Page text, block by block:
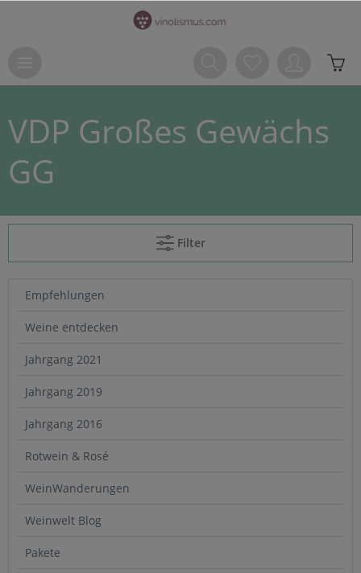
VDP Großes Gewächs
GG
Filter
Empfehlungen
Weine entdecken
Jahrgang 2021
Jahrgang 2019
Jahrgang 2016
Rotwein & Rosé
WeinWanderungen
Weinwelt Blog
Pakete